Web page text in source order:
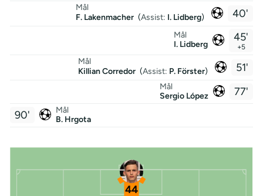
40'
Mål
F. Lakenmacher (Assist: I. Lidberg)
45'
+5
Mål
I. Lidberg
51'
Mål
Killian Corredor (Assist: P. Förster)
77'
Mål
Sergio López
Mål
B. Hrgota
90'
44